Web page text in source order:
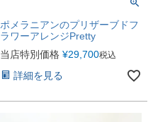
ポメラニアンのプリザーブドフ
ラワーアレンジPretty
当店特別価格 ¥29,700税込
詳細を見る